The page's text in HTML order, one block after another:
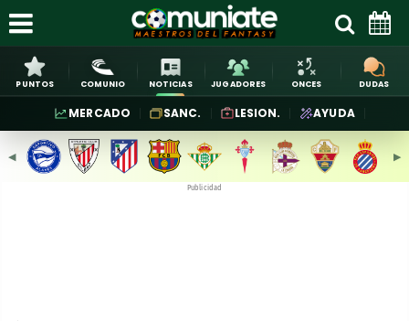
PUNTOS COMUNIO NOTICIAS JUGADORES ONCES DUDAS
MERCADO SANC. LESION. AYUDA
◀︎ ▶︎
Publicidad